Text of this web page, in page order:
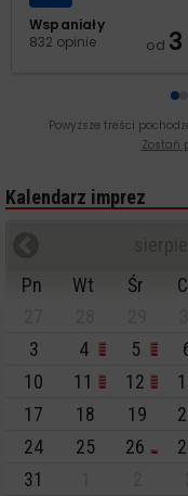
Wspaniały
832 opinie
od 3
Powyższe treści
Zostań
Kalendarz imprez
Pn
Wt Śr
3
4 5
10
11 12
17
18 19
24
25 26
31